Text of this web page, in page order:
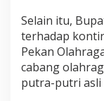
Selain itu,
terhadap
Pekan
cabang
putra-putri asli